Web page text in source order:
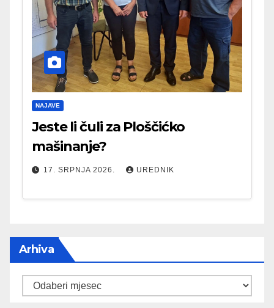
NAJAVE
Jeste li čuli za Ploščićko
mašinanje?
17. SRPNJA 2026. UREDNIK
Arhiva
Arhiva